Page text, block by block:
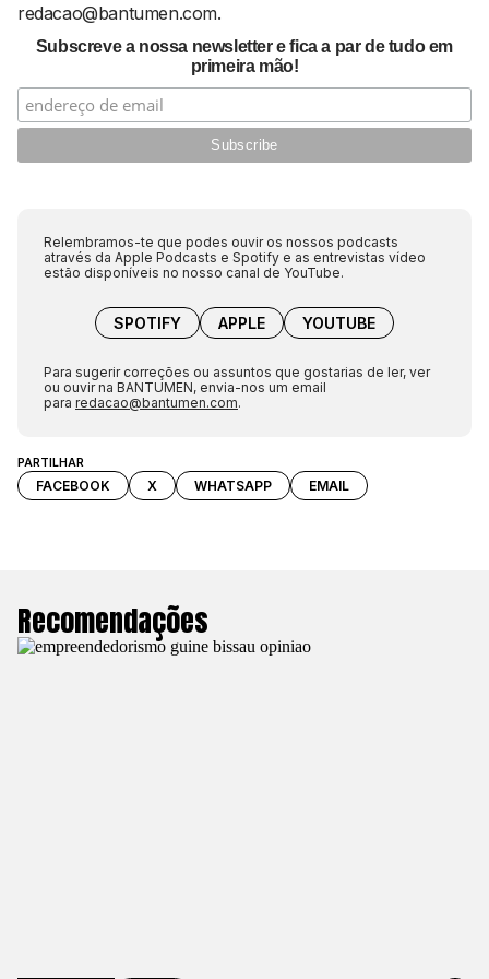
PARTILHAR
FACEBOOK X WHATSAPP EMAIL
redacao@bantumen.com.
Subscreve a nossa newsletter e fica a par de tudo em
primeira mão!
Relembramos-te que podes ouvir os nossos podcasts
através da Apple Podcasts e Spotify e as entrevistas vídeo
estão disponíveis no nosso canal de YouTube.
SPOTIFY APPLE YOUTUBE
Para sugerir correções ou assuntos que gostarias de ler, ver
ou ouvir na BANTUMEN, envia-nos um email
para redacao@bantumen.com.
Recomendações